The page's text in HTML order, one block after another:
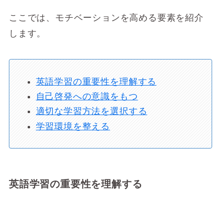
ここでは、モチベーションを高める要素を紹介
します。
英語学習の重要性を理解する
自己啓発への意識をもつ
適切な学習方法を選択する
学習環境を整える
英語学習の重要性を理解する